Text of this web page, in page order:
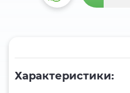
Характеристики: